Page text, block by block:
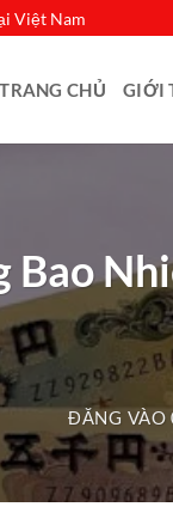
Việt Nam
TRANG CHỦ GIỚI
Bao
ĐĂNG VÀO